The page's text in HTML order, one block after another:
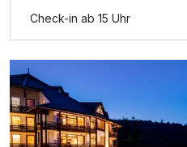
Doppelzimmer Seeseite
Check-in ab 15 Uhr